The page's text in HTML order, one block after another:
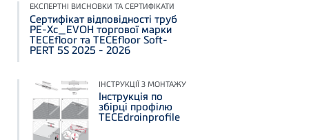
ЕКСПЕРТНІ ВИСНОВКИ ТА СЕРТИФІКАТИ
Сертифікат відповідності труб
PE-Xc_EVOH торгової марки
TECEfloor та TECEfloor Soft-
PERT 5S 2025 - 2026
ІНСТРУКЦІЇ З МОНТАЖУ
Інструкція по
збірці профілю
TECEdrainprofile